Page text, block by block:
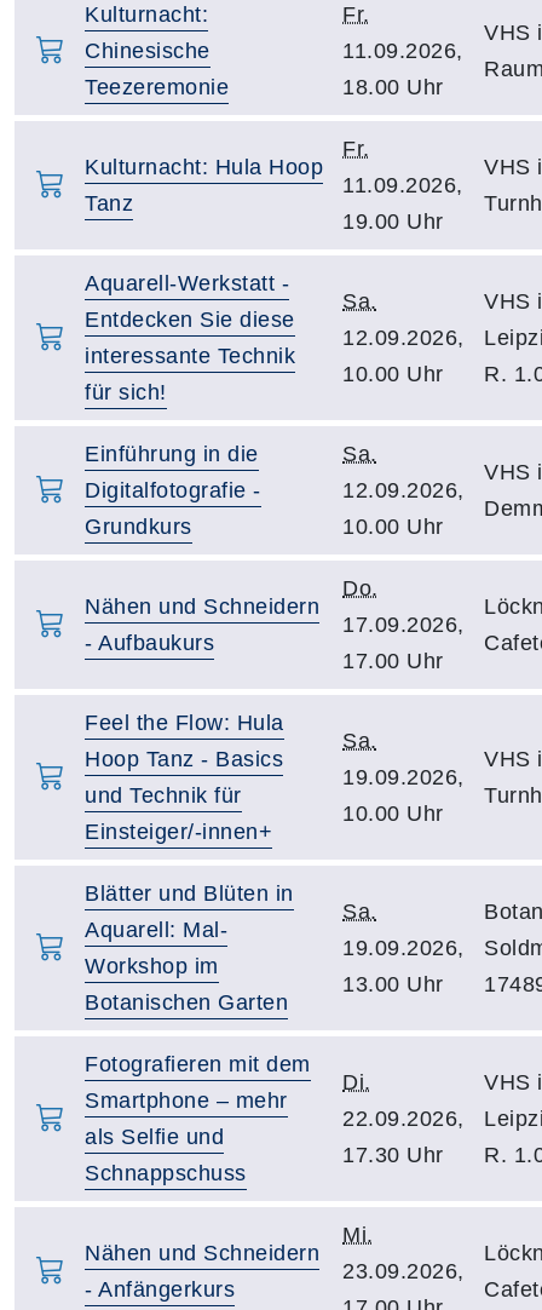
Kulturnacht:
Chinesische
Teezeremonie
Fr.
11.09.2026,
18.00 Uhr
VHS
Kulturnacht: Hula Hoop
Tanz
Fr.
11.09.2026,
19.00 Uhr
VHS
Aquarell-Werkstatt -
Entdecken Sie diese
interessante Technik
für sich!
Sa.
12.09.2026,
10.00 Uhr
VHS
R.
Einführung in die
Digitalfotografie -
Grundkurs
Sa.
12.09.2026,
10.00 Uhr
VHS
Nähen und Schneidern
- Aufbaukurs
Do.
17.09.2026,
17.00 Uhr
Feel the Flow: Hula
Hoop Tanz - Basics
und Technik für
Einsteiger/-innen+
Sa.
19.09.2026,
10.00 Uhr
VHS
Blätter und Blüten in
Aquarell: Mal-
Workshop im
Botanischen Garten
Sa.
19.09.2026,
13.00 Uhr
Fotografieren mit dem
Smartphone – mehr
als Selfie und
Schnappschuss
Di.
22.09.2026,
17.30 Uhr
VHS
R.
Nähen und Schneidern
- Anfängerkurs
Mi.
23.09.2026,